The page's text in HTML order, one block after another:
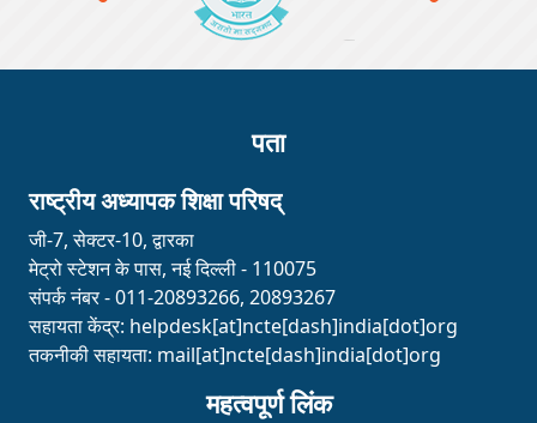
पता
राष्ट्रीय अध्यापक शिक्षा परिषद्
जी-7, सेक्टर-10, द्वारका
मेट्रो स्टेशन के पास, नई दिल्ली - 110075
संपर्क नंबर - 011-20893266, 20893267
सहायता केंद्र: helpdesk[at]ncte[dash]india[dot]org
तकनीकी सहायता: mail[at]ncte[dash]india[dot]org
महत्वपूर्ण लिंक